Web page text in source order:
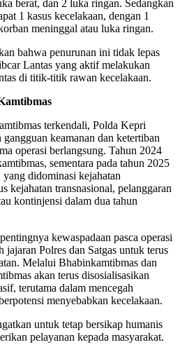
berat, dan 2 luka ringan. Sedangkan
1 kasus kecelakaan, dengan 1
meninggal atau luka ringan.
bahwa penurunan ini tidak lepas
Lantas yang aktif melakukan
di titik-titik rawan kecelakaan.
terkendali, Polda Kepri
keamanan dan ketertiban
operasi berlangsung. Tahun 2024
sementara pada tahun 2025
didominasi kejahatan
kejahatan transnasional, pelanggaran
kontinjensi dalam dua tahun
kewaspadaan pasca operasi
jajaran Polres dan Satgas untuk terus
Melalui Bhabinkamtibmas dan
akan terus disosialisasikan
terutama dalam mencegah
menyebabkan kecelakaan.
untuk tetap bersikap humanis
pelayanan kepada masyarakat.